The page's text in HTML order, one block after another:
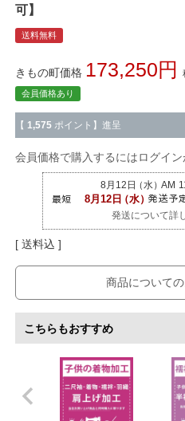
可】
送料無料
きもの町価格 173,250
会員価格あり
【 1,575 ポイント】進呈
会員価格で購入するにはログイン
発送について詳
送料込
商品について
こちらもおすすめ